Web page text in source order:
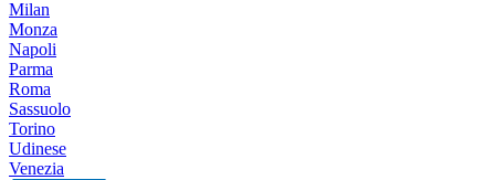
Milan
Monza
Napoli
Parma
Roma
Sassuolo
Torino
Udinese
Venezia